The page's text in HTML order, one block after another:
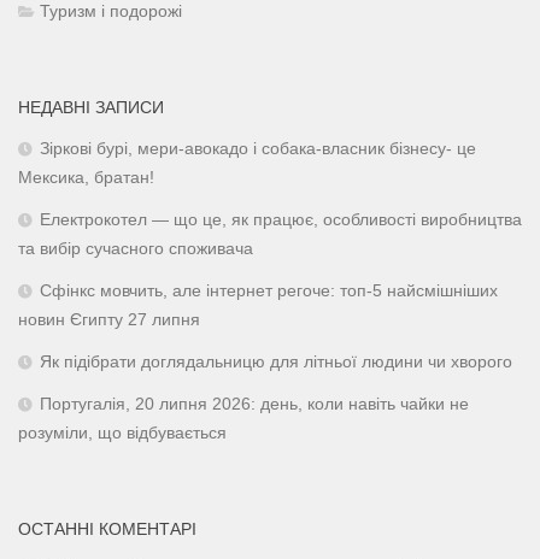
Туризм і подорожі
НЕДАВНІ ЗАПИСИ
Зіркові бурі, мери-авокадо і собака-власник бізнесу- це
Мексика, братан!
Електрокотел — що це, як працює, особливості виробництва
та вибір сучасного споживача
Сфінкс мовчить, але інтернет регоче: топ-5 найсмішніших
новин Єгипту 27 липня
Як підібрати доглядальницю для літньої людини чи хворого
Португалія, 20 липня 2026: день, коли навіть чайки не
розуміли, що відбувається
ОСТАННІ КОМЕНТАРІ